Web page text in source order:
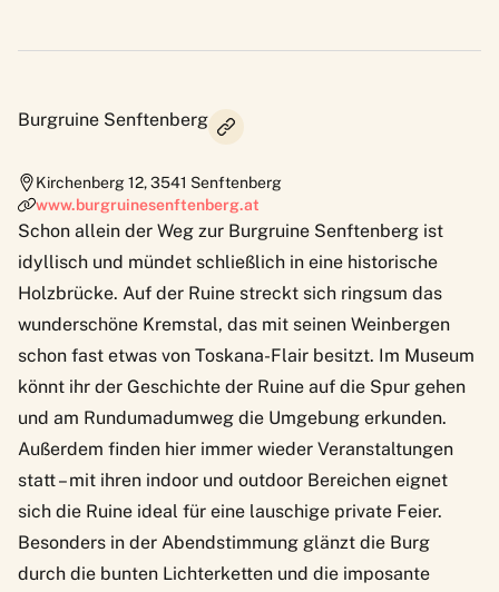
Burgruine Senftenberg
Kirchenberg 12,3541 Senftenberg
www.burgruinesenftenberg.at
Schon allein der Weg zur Burgruine Senftenberg ist
idyllisch und mündet schließlich in eine historische
Holzbrücke. Auf der Ruine streckt sich ringsum das
wunderschöne Kremstal, das mit seinen Weinbergen
schon fast etwas von Toskana-Flair besitzt. Im Museum
könnt ihr der Geschichte der Ruine auf die Spur gehen
und am Rundumadumweg die Umgebung erkunden.
Außerdem finden hier immer wieder Veranstaltungen
statt – mit ihren indoor und outdoor Bereichen eignet
sich die Ruine ideal für eine lauschige private Feier.
Besonders in der Abendstimmung glänzt die Burg
durch die bunten Lichterketten und die imposante